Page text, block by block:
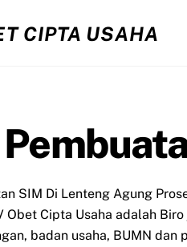
SIM Di Lenteng Agung
Obet Cipta Usaha adalah
badan usaha, BUMN